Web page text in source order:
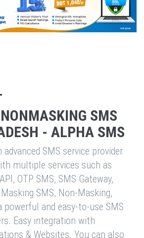
SMS
- ALPHA SMS
advanced SMS service provider
multiple services such as
OTP SMS, SMS Gateway,
Masking SMS, Non-Masking,
powerful and easy-to-use SMS
Easy integration with
& Websites. You can also